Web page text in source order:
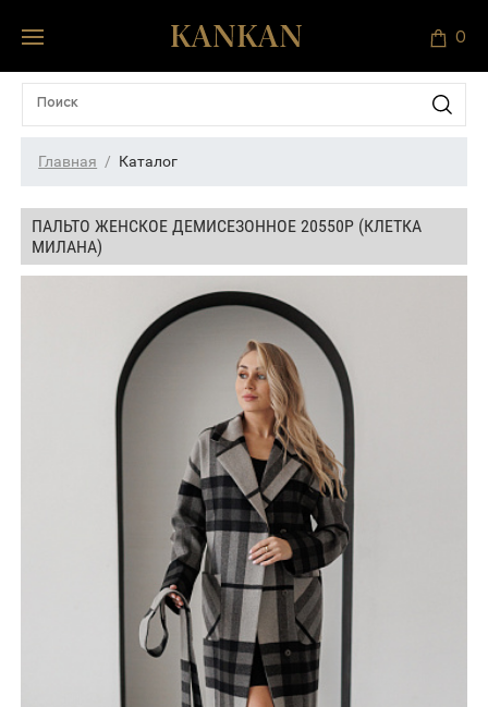
0
Главная Каталог
ПАЛЬТО ЖЕНСКОЕ ДЕМИСЕЗОННОЕ 20550Р (КЛЕТКА
МИЛАНА)